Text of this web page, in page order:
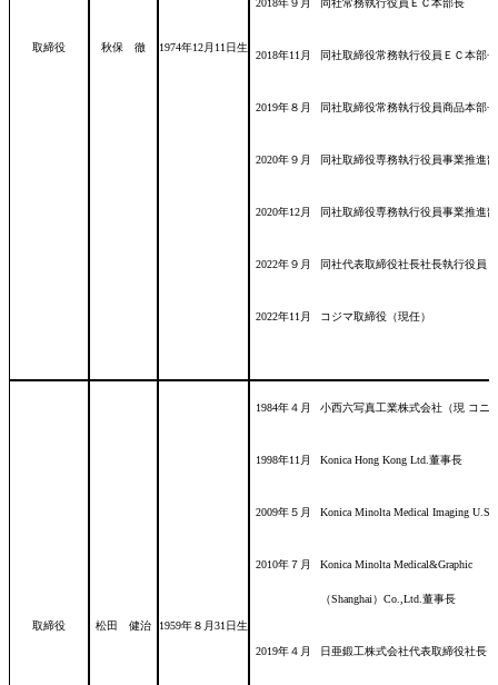
取締役 秋保 徹 1974年12月11日生
2018年９月 同社常務執行役員ＥＣ本部長
2018年11月 同社取締役常務執行役員ＥＣ本部長
2019年８月 同社取締役常務執行役員商品本部
2020年９月 同社取締役専務執行役員事業推進
2020年12月 同社取締役専務執行役員事業推進
2022年９月 同社代表取締役社長社長執行役員
2022年11月 コジマ取締役（現任）
取締役 松田 健治 1959年８月31日生
1984年４月 小西六写真工業株式会社（現 コニ
1998年11月 Konica Hong Kong Ltd.董事長
2009年５月 Konica Minolta Medical Imaging
2010年７月 Konica Minolta Medical&Graphic
（Shanghai）Co.,Ltd.董事長
2019年４月 日亜鍛工株式会社代表取締役社長